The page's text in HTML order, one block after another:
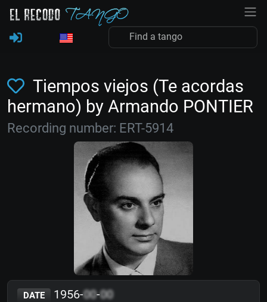
Tiempos viejos (Te acordas
hermano) by Armando PONTIER
Recording number: ERT-5914
DATE 1956-00-00